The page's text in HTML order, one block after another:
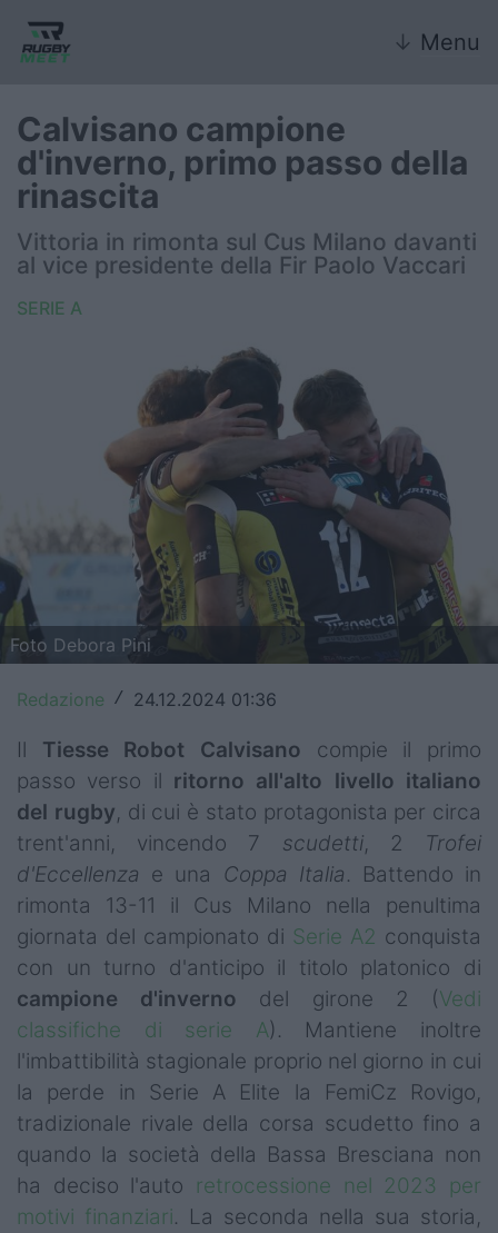
↓ Menu
Nazionale
Nazionali giovanili
Rugby Sevens
Internazionale
United Rugby Championship
Top14
Premiership
Champions Cup
Rugby World Cup
Super Rugby
Rugby in TV
Mercato
Serie A Elite
Campionati
Serie A
Serie B
Serie C
Femminile
Calvisano campione
d'inverno, primo passo della
rinascita
Vittoria in rimonta sul Cus Milano davanti
al vice presidente della Fir Paolo Vaccari
SERIE A
Foto Debora Pini
Redazione / 24.12.2024 01:36
Il Tiesse Robot Calvisano compie il primo
passo verso il ritorno all'alto livello italiano
del rugby, di cui è stato protagonista per circa
trent'anni, vincendo 7 scudetti, 2 Trofei
d'Eccellenza e una Coppa Italia. Battendo in
rimonta 13-11 il Cus Milano nella penultima
giornata del campionato di Serie A2 conquista
con un turno d'anticipo il titolo platonico di
campione d'inverno del girone 2 (Vedi
classifiche di serie A). Mantiene inoltre
l'imbattibilità stagionale proprio nel giorno in cui
la perde in Serie A Elite la FemiCz Rovigo,
tradizionale rivale della corsa scudetto fino a
quando la società della Bassa Bresciana non
ha deciso l'auto retrocessione nel 2023 per
motivi finanziari. La seconda nella sua storia,